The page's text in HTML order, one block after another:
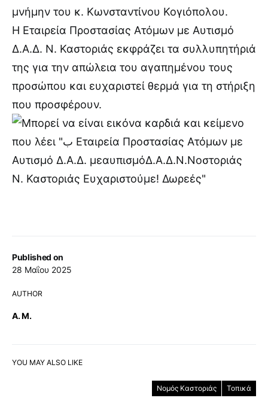
Published on
28 Μαΐου 2025
AUTHOR
Α. Μ.
μνήμην του κ. Κωνσταντίνου Κογιόπολου.
Η Εταιρεία Προστασίας Ατόμων με Αυτισμό
Δ.Α.Δ. Ν. Καστοριάς εκφράζει τα συλλυπητήριά
της για την απώλεια του αγαπημένου τους
προσώπου και ευχαριστεί θερμά για τη στήριξη
που προσφέρουν.
YOU MAY ALSO LIKE
Νομός Καστοριάς Τοπικά